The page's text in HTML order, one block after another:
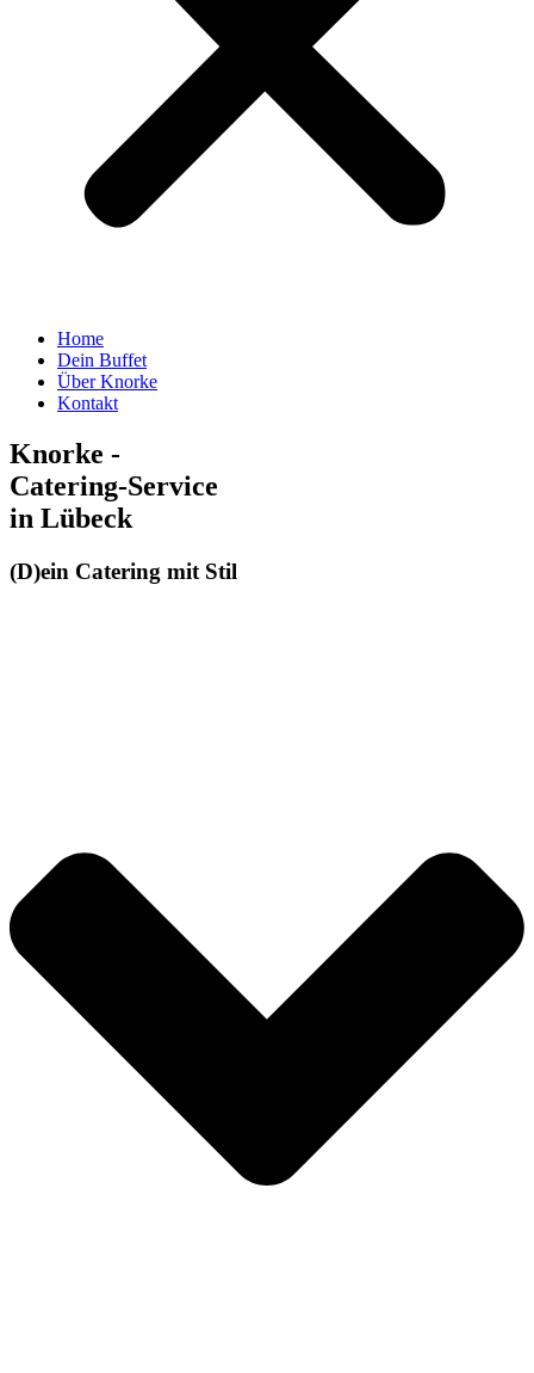
Home
Dein Buffet
Über Knorke
Kontakt
Knorke -
Catering-Service
in Lübeck
(D)ein Catering mit Stil